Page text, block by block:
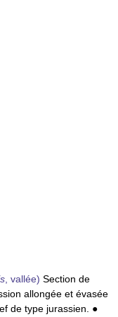
, vallée) Section de
allongée et évasée
de type jurassien. ●